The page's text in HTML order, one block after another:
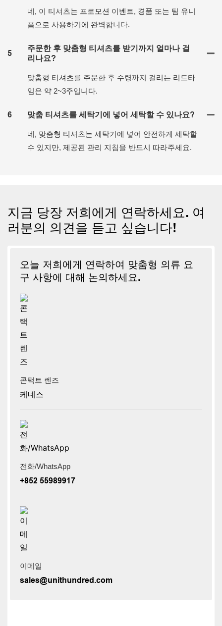
네, 이 티셔츠는 프로모션 이벤트, 경품 또는 팀 유니
폼으로 사용하기에 완벽합니다.
5
주문한 후 맞춤형 티셔츠를 받기까지 얼마나 걸
리나요?
맞춤형 티셔츠를 주문한 후 수령까지 걸리는 리드타
임은 약 2~3주입니다.
6 맞춤 티셔츠를 세탁기에 넣어 세탁할 수 있나요?
네, 맞춤형 티셔츠는 세탁기에 넣어 안전하게 세탁할
수 있지만, 제공된 관리 지침을 반드시 따라주세요.
지금 당장 저희에게 연락하세요. 여
러분의 의견을 듣고 싶습니다!
오늘 저희에게 연락하여 맞춤형 의류 요
구 사항에 대해 논의하세요.
콘택트 렌즈
케네스
전화/WhatsApp
+852 55989917
이메일
sales@unithundred.com